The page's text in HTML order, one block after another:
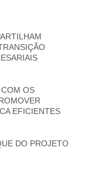
OS
EFICIENTES
DO PROJETO